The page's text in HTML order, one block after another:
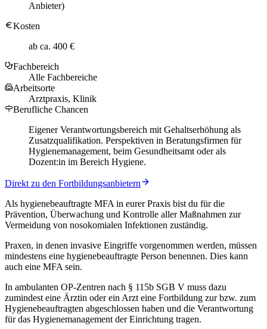
Anbieter)
Kosten
ab ca. 400 €
Fachbereich
Alle Fachbereiche
Arbeitsorte
Arztpraxis, Klinik
Berufliche Chancen
Eigener Verantwortungsbereich mit Gehaltserhöhung als
Zusatzqualifikation. Perspektiven in Beratungsfirmen für
Hygienemanagement, beim Gesundheitsamt oder als
Dozent:in im Bereich Hygiene.
Direkt zu den Fortbildungsanbietern
Als hygienebeauftragte MFA in eurer Praxis bist du für die
Prävention, Überwachung und Kontrolle aller Maßnahmen zur
Vermeidung von nosokomialen Infektionen zuständig.
Praxen, in denen invasive Eingriffe vorgenommen werden, müssen
mindestens eine hygienebeauftragte Person benennen. Dies kann
auch eine MFA sein.
In ambulanten OP-Zentren nach § 115b SGB V muss dazu
zumindest eine Ärztin oder ein Arzt eine Fortbildung zur bzw. zum
Hygienebeauftragten abgeschlossen haben und die Verantwortung
für das Hygienemanagement der Einrichtung tragen.